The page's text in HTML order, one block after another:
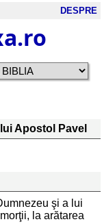
DESPRE
Apostol Pavel
şi a lui
la arătarea